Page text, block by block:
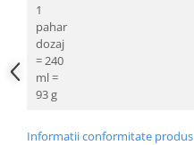
1
pahar
dozaj
= 240
ml =
93 g
Informatii conformitate produs